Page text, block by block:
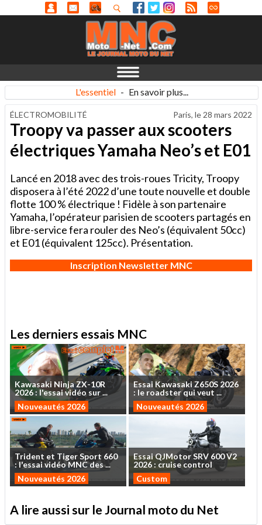
L'essentiel - En savoir plus...
ÉLECTROMOBILITÉ Paris, le 28 mars 2022
Troopy va passer aux scooters
électriques Yamaha Neo’s et E01
Lancé en 2018 avec des trois-roues Tricity, Troopy
disposera à l’été 2022 d’une toute nouvelle et double
flotte 100 % électrique ! Fidèle à son partenaire
Yamaha, l’opérateur parisien de scooters partagés en
libre-service fera rouler des Neo’s (équivalent 50cc)
et E01 (équivalent 125cc). Présentation.
Inscription Newsletter MNC
Les derniers essais MNC
Kawasaki NinjaZX-10R
2026: l'essaividéo sur...
Nouveautés 2026
Essai KawasakiZ650S 2026
: le roadsterquiveut ...
Nouveautés 2026
Trident et TigerSport 660
: l'essaividéoMNCdes...
Nouveautés 2026
EssaiQJMotorSRV 600V2
2026 : cruise control
Custom
A lire aussi sur le Journal moto du Net